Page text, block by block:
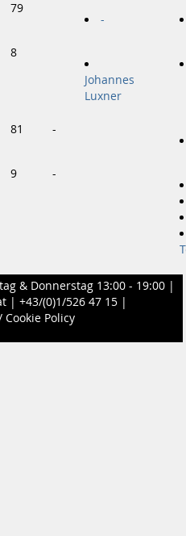
79
-
8
Johannes
Luxner
81 -
9 -
& Donnerstag 13:00 - 19:00 |
| +43/(0)1/526 47 15 |
Policy